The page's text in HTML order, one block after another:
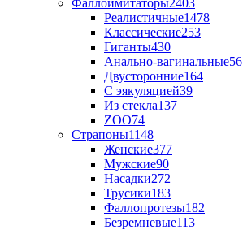
Фаллоимитаторы2403
Реалистичные1478
Классические253
Гиганты430
Анально-вагинальные56
Двусторонние164
С эякуляцией39
Из стекла137
ZOO74
Страпоны1148
Женские377
Мужские90
Насадки272
Трусики183
Фаллопротезы182
Безремневые113